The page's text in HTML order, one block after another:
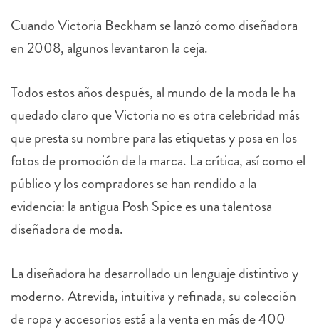
Cuando Victoria Beckham se lanzó como diseñadora
en 2008, algunos levantaron la ceja.
Todos estos años después, al mundo de la moda le ha
quedado claro que Victoria no es otra celebridad más
que presta su nombre para las etiquetas y posa en los
fotos de promoción de la marca. La crítica, así como el
público y los compradores se han rendido a la
evidencia: la antigua Posh Spice es una talentosa
diseñadora de moda.
La diseñadora ha desarrollado un lenguaje distintivo y
moderno. Atrevida, intuitiva y refinada, su colección
de ropa y accesorios está a la venta en más de 400